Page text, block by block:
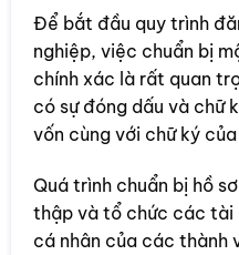
Để bắt đầu quy trình
nghiệp, việc chuẩn bị
chính xác là rất quan
có sự đóng dấu và chữ
vốn cùng với chữ ký
Quá trình chuẩn bị hồ
thập và tổ chức các tài
cá nhân của các thành